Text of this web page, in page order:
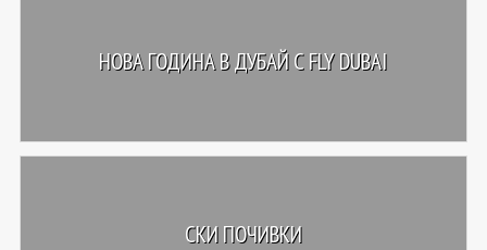
НОВА ГОДИНА В ДУБАЙ С FLY DUBAI
СКИ ПОЧИВКИ